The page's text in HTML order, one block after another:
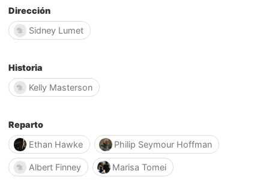
Dirección
Sidney Lumet
Historia
Kelly Masterson
Reparto
Ethan Hawke
Philip Seymour Hoffman
Albert Finney Marisa Tomei